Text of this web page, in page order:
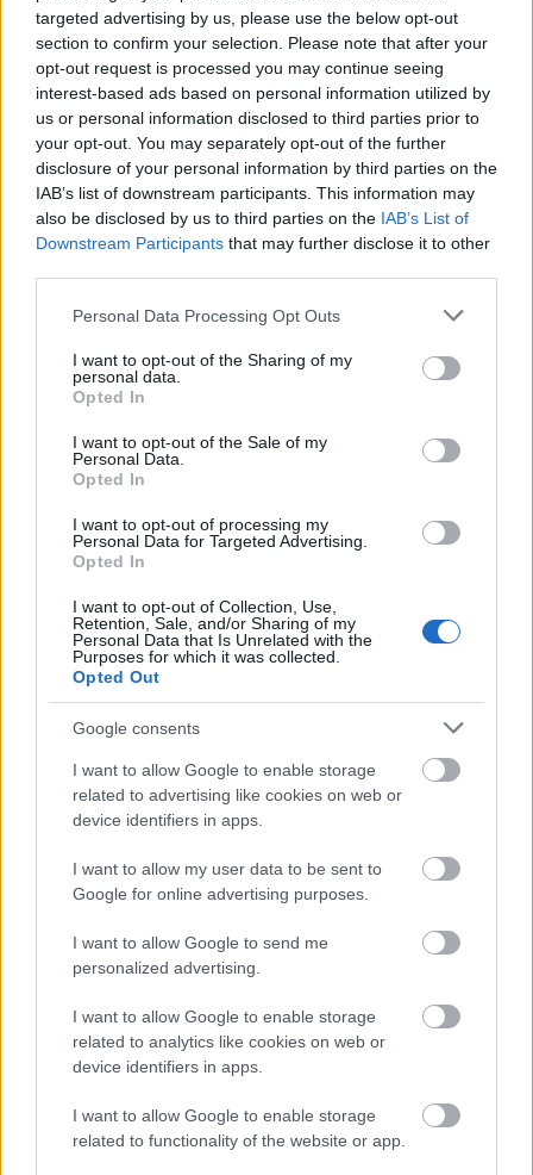
targeted advertising by us, please use the below opt-out
section to confirm your selection. Please note that after your
opt-out request is processed you may continue seeing
interest-based ads based on personal information utilized by
us or personal information disclosed to third parties prior to
your opt-out. You may separately opt-out of the further
disclosure of your personal information by third parties on the
IAB’s list of downstream participants. This information may
also be disclosed by us to third parties on the IAB’s List of
Downstream Participants that may further disclose it to other
Please note that this website/app uses one or more Google
not limited to your visit or usage behaviour. You may click to
grant or deny consent to Google and its third-party tags to
use your data for below specified purposes in below Google
consent section.
Personal Data Processing Opt Outs
I want to opt-out of the Sharing of my
personal data.
Opted In
I want to opt-out of the Sale of my
Personal Data.
Opted In
I want to opt-out of processing my
Personal Data for Targeted Advertising.
Opted In
I want to opt-out of Collection, Use,
Retention, Sale, and/or Sharing of my
Personal Data that Is Unrelated with the
Purposes for which it was collected.
Opted Out
Google consents
I want to allow Google to enable storage
related to advertising like cookies on web or
device identifiers in apps.
I want to allow my user data to be sent to
Google for online advertising purposes.
I want to allow Google to send me
personalized advertising.
I want to allow Google to enable storage
related to analytics like cookies on web or
device identifiers in apps.
I want to allow Google to enable storage
related to functionality of the website or app.
tehát ma éjjel, vagy holnap nagy emberélet
pocsékolás. De vesztükre érkeztek ezek ide!
Kérdezem őket, hogy mi újság? Nem tudnak semmit.
Így a visszavonulásunk is ismeretlen dolog előttük.
Hogy lehet ez? No, de annál jobb, mi is hallgatunk
róla. Megmutatom Králiknak a dombot, ahol
Kopfsteinékat és a 37-es kommandót megtalálhatja,
azután elválunk.
Alig megyek azonban a colonnémmal körülbelül 500
Gyors ügetésben lovascsapat tűnik fel mögöttünk,
volnának. Amikor mellénk érnek, lépésbe fognak, s a
vezetőjük azt kérdezi, hogy miféle csapat ez?
viszem. „Hát micsoda parancsnok vagyok én, miért
nem maradok a géppuskáimmal ott fent a lineában,
zúdul rám a szidás. Ha ezek tudnák, hogy én orvos
vagyok. Azt próbálom a nagy zavaromban alázattal
bent a lineában, hanem hátrább valahol (!). Igen
offenzívában, de defenzívában a lineában a helyük,
azonnal vigye vissza gépfegyvereit a csapatához,
értette?„Jawohl!”
kitől kapom ezt a parancsot. Az előbbi egyén
válaszra sem méltat, helyette egy egészen sipítozó
asszonyos hang adja meg a választ: „Von Seiner
Exellenz Kalser!” Ahogy később megtudtam, ez meg
otthagyva, eltrappolnak az esőben. Milyen könnyű
így háborút viselni. Tehát Kalserék, a
bennünket ma délután fel arra a dombra. De hát
hová mennek ők? Hisz azt ígérték, hogy ők is itt
maradnak velünk, a korcsmában, lent az út mellett.
Különös gondolat villan meg a fejemben. A
csapatomat vissza nem viszem, az biztos, hanem
Barthával és Ballával egyszerűen tovább küldöm
őket az úton, míg én két emberemmel (Koszta és
Rotár) a lehető leggyorsabban visszasietek a
dombra a zászlóaljhoz.